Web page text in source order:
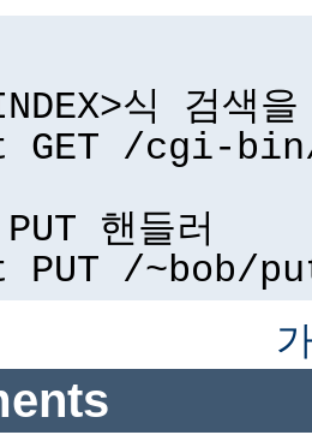
식 검색
GET /cgi-
핸들러
PUT /~bob/